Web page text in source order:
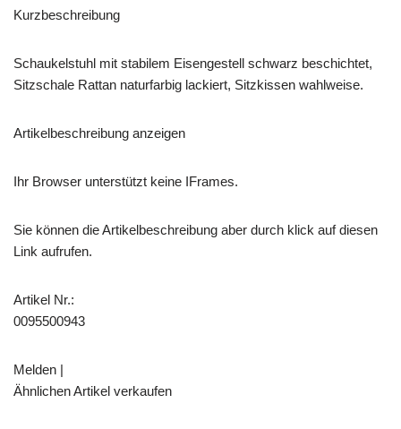
Kurzbeschreibung
Schaukelstuhl mit stabilem Eisengestell schwarz beschichtet,
Sitzschale Rattan naturfarbig lackiert, Sitzkissen wahlweise.
Artikelbeschreibung anzeigen
Ihr Browser unterstützt keine IFrames.
Sie können die Artikelbeschreibung aber durch klick auf diesen
Link aufrufen.
Artikel Nr.:
0095500943
Melden |
Ähnlichen Artikel verkaufen